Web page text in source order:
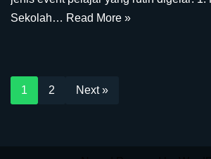
Sekolah… Read More »
1 2 Next »